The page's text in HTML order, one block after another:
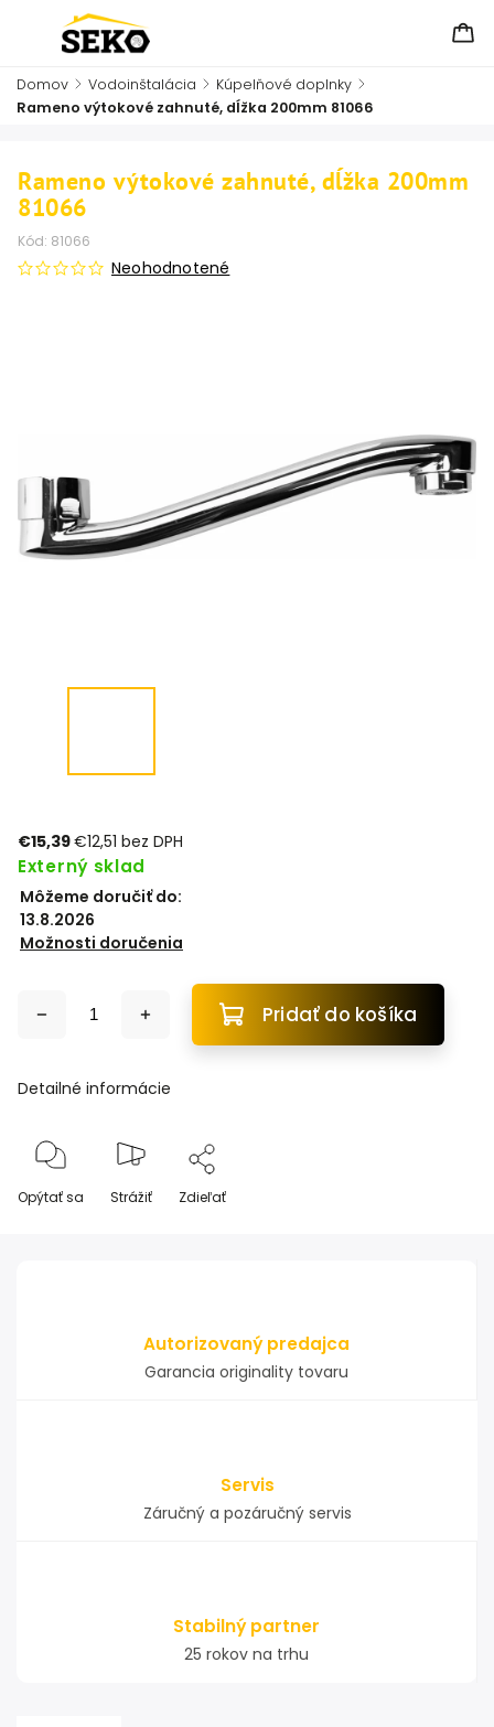
Domov / Vodoinštalácia / Kúpelňové doplnky /
Rameno výtokové zahnuté, dĺžka 200mm 81066
Rameno výtokové zahnuté, dĺžka 200mm
81066
Kód: 81066
Neohodnotené
€15,39€12,51 bez DPH
Externý sklad
Môžeme doručiť do:
13.8.2026
Možnosti doručenia
Pridať do košíka
Detailné informácie
Opýtať sa Strážiť Zdieľať
Autorizovaný predajca
Garancia originality tovaru
Servis
Záručný a pozáručný servis
Stabilný partner
25 rokov na trhu